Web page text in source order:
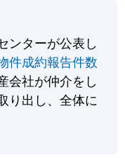
ンターが公表し
件成約報告件数
会社が仲介をし
り出し、全体に